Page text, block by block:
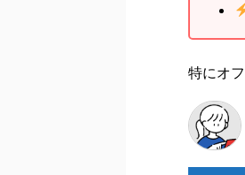
特にオ